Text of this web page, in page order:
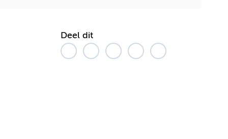
Deel dit